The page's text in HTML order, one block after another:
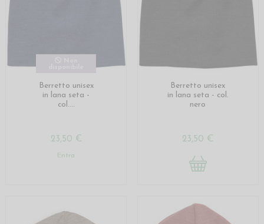
Berretto unisex
in lana seta -
col....
23,50 €
Entra
Berretto unisex
in lana seta - col.
nero
23,50 €